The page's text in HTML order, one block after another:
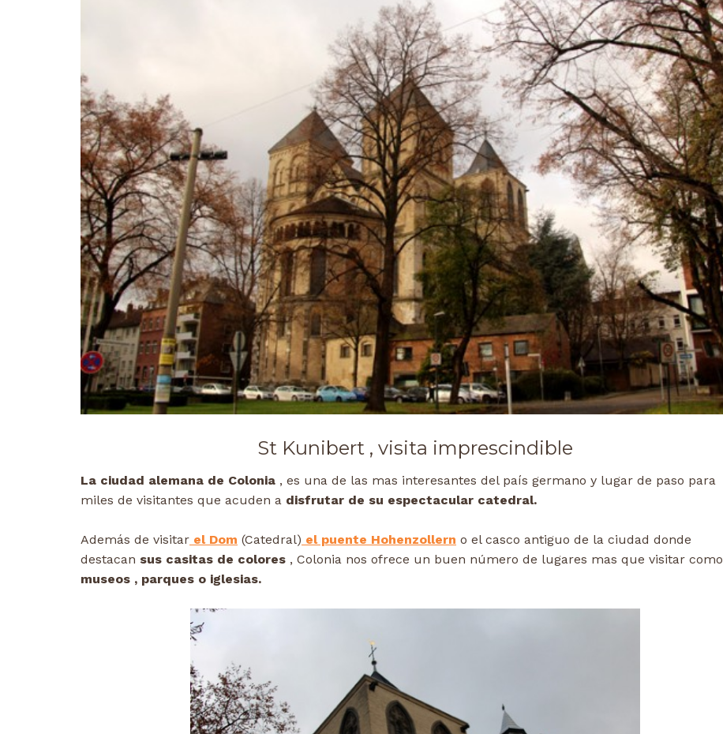
St Kunibert , visita imprescindible
La ciudad alemana de Colonia , es una de las mas interesantes del país germano y lugar de paso para
miles de visitantes que acuden a disfrutar de su espectacular catedral.
Además de visitar el Dom (Catedral) el puente Hohenzollern o el casco antiguo de la ciudad donde
destacan sus casitas de colores , Colonia nos ofrece un buen número de lugares mas que visitar como
museos , parques o iglesias.